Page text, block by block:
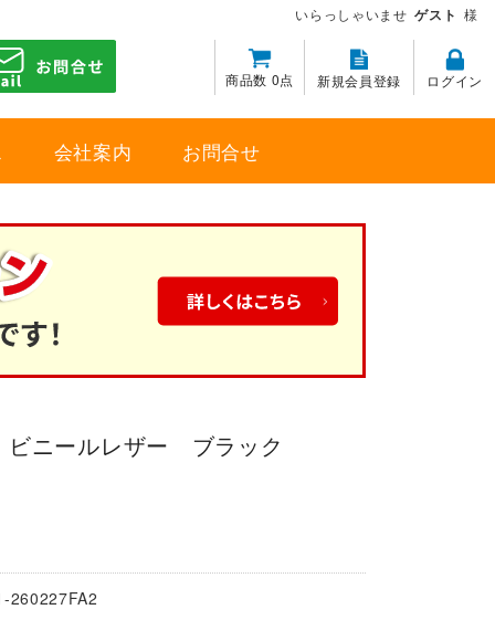
いらっしゃいませ ゲスト 様
新規会員登録 ログイン
商品数 0点
会社案内 お問合せ
ニールレザー ブラック
260227FA2